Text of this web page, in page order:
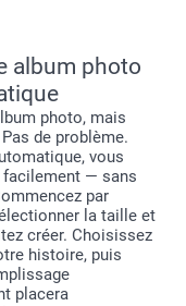
première création
créateur, le produit
le nom personnalisé
sous “mon
album photo
photo, mais
de problème.
vous
facilement — sans
par
la taille et
créer. Choisissez
histoire, puis
placera